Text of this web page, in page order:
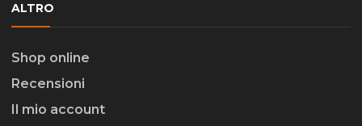
ALTRO
Shop online
Recensioni
Il mio account